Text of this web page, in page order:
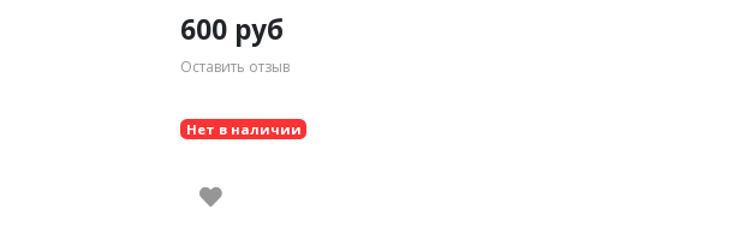
600 руб
Оставить отзыв
Нет в наличии